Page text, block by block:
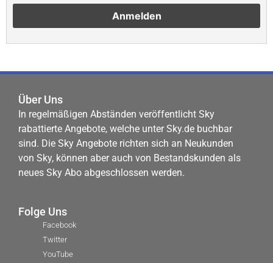
Über Uns
In regelmäßigen Abständen veröffentlicht Sky
rabattierte Angebote, welche unter Sky.de buchbar
sind. Die Sky Angebote richten sich an Neukunden
von Sky, können aber auch von Bestandskunden als
neues Sky Abo abgeschlossen werden.
Folge Uns
Facebook
Twitter
YouTube